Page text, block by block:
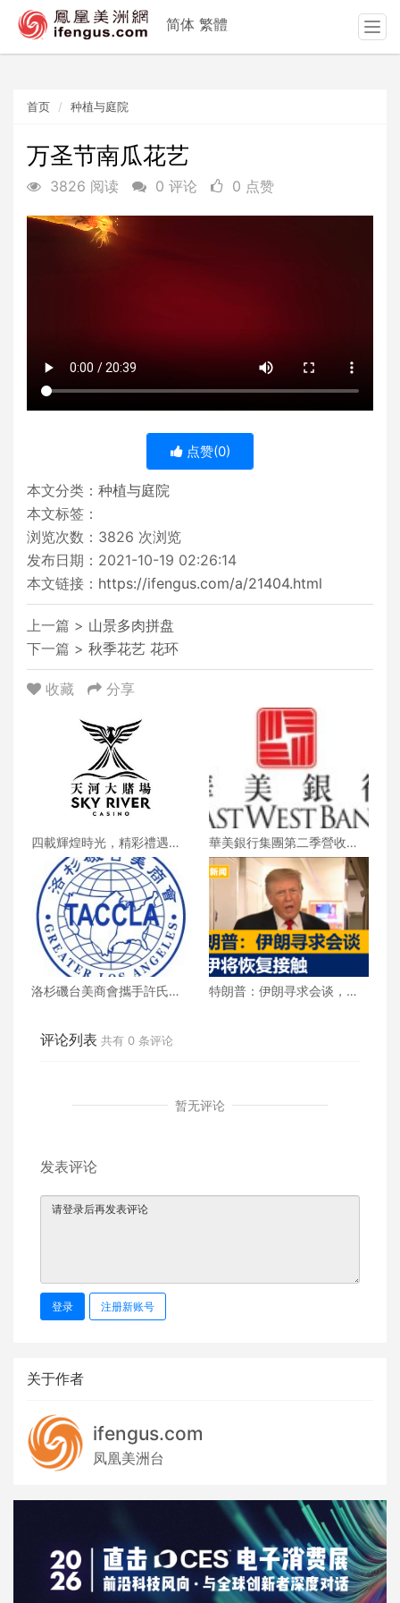
首页 种植与庭院
万圣节南瓜花艺
3826 阅读 0 评论 0 点赞
点赞(0)
本文分类： 种植与庭院
本文标签：
浏览次数： 3826 次浏览
发布日期：2021-10-19 02:26:14
本文链接： https://ifengus.com/a/21404.html
上一篇 > 山景多肉拼盘
下一篇 > 秋季花艺 花环
收藏 分享
四載輝煌時光，精彩禮遇歡
慶一整月
華美銀行集團第二季營收創
新高 每股收益年增18%
洛杉磯台美商會攜手許氏參
特朗普：伊朗寻求会谈，美
评论列表 共有 0 条评论
暂无评论
发表评论
登录 注册新账号
关于作者
ifengus.com
凤凰美洲台
简体 繁體
T
o